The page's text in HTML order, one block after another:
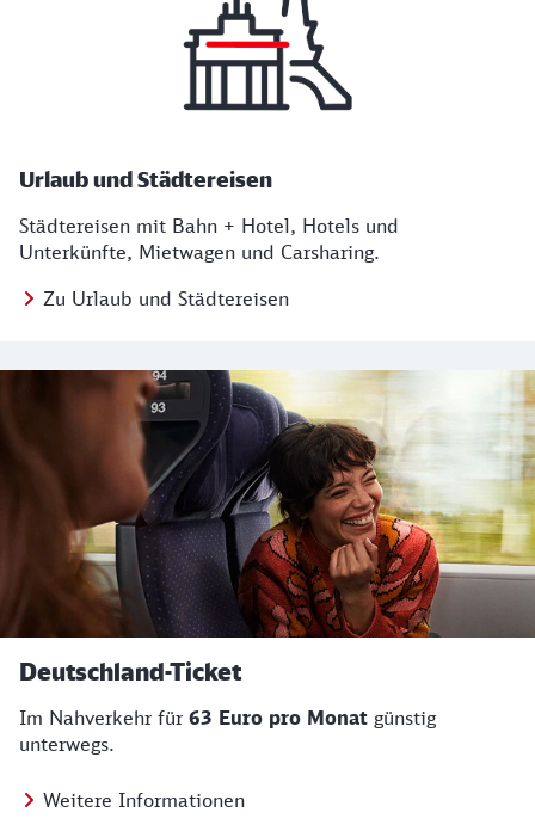
Urlaub und Städtereisen
Städtereisen mit Bahn + Hotel, Hotels und
Unterkünfte, Mietwagen und Carsharing.
Zu Urlaub und Städtereisen
Regionales Angebot
Deutschland-Ticket
Im Nahverkehr für 63 Euro pro Monat günstig
unterwegs.
Weitere Informationen